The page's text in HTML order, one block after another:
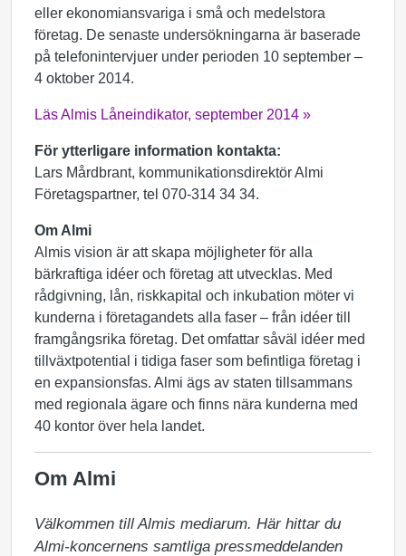
eller ekonomiansvariga i små och medelstora
företag. De senaste undersökningarna är baserade
på telefonintervjuer under perioden 10 september –
4 oktober 2014.
Läs Almis Låneindikator, september 2014 »
För ytterligare information kontakta:
Lars Mårdbrant, kommunikationsdirektör Almi
Företagspartner, tel 070-314 34 34.
Om Almi
Almis vision är att skapa möjligheter för alla
bärkraftiga idéer och företag att utvecklas. Med
rådgivning, lån, riskkapital och inkubation möter vi
kunderna i företagandets alla faser – från idéer till
framgångsrika företag. Det omfattar såväl idéer med
tillväxtpotential i tidiga faser som befintliga företag i
en expansionsfas. Almi ägs av staten tillsammans
med regionala ägare och finns nära kunderna med
40 kontor över hela landet.
Om Almi
Välkommen till Almis mediarum. Här hittar du
Almi-koncernens samtliga pressmeddelanden